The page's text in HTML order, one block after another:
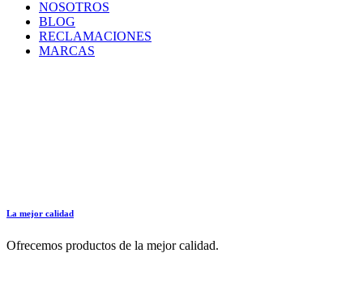
NOSOTROS
BLOG
RECLAMACIONES
MARCAS
La mejor calidad
Ofrecemos productos de la mejor calidad.